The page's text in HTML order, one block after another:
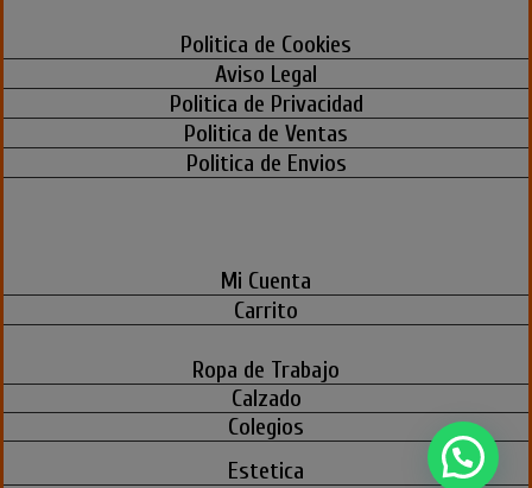
Politica de Cookies
Aviso Legal
Politica de Privacidad
Politica de Ventas
Politica de Envios
Mi Cuenta
Carrito
Ropa de Trabajo
Calzado
Colegios
Estetica